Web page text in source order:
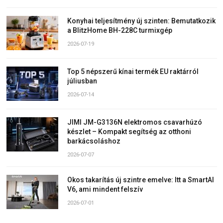
Konyhai teljesítmény új szinten: Bemutatkozik
a BlitzHome BH-228C turmixgép
2026-07-19
Top 5 népszerű kínai termék EU raktárról
júliusban
2026-07-14
JIMI JM-G3136N elektromos csavarhúzó
készlet – Kompakt segítség az otthoni
barkácsoláshoz
2026-07-07
Okos takarítás új szintre emelve: Itt a SmartAI
V6, ami mindent felszív
2026-07-01